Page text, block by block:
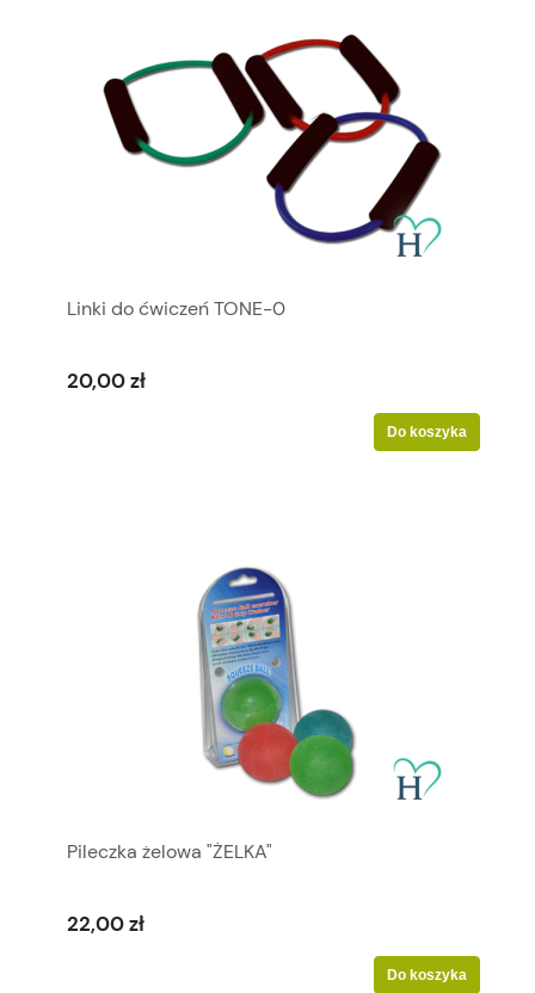
Linki do ćwiczeń TONE-0
20,00 zł
Do koszyka
Pileczka żelowa "ŻELKA"
22,00 zł
Do koszyka